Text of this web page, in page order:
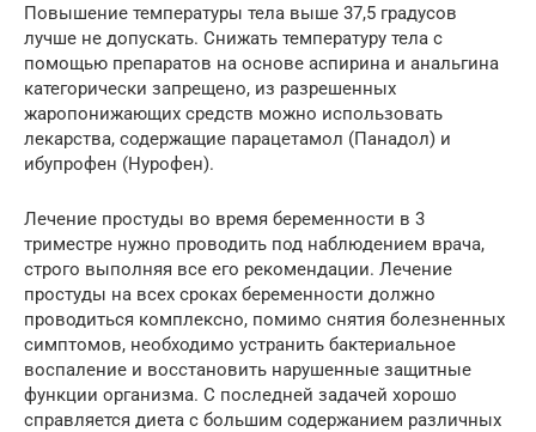
Повышение температуры тела выше 37,5 градусов
лучше не допускать. Снижать температуру тела с
помощью препаратов на основе аспирина и анальгина
категорически запрещено, из разрешенных
жаропонижающих средств можно использовать
лекарства, содержащие парацетамол (Панадол) и
ибупрофен (Нурофен).
Лечение простуды во время беременности в 3
триместре нужно проводить под наблюдением врача,
строго выполняя все его рекомендации. Лечение
простуды на всех сроках беременности должно
проводиться комплексно, помимо снятия болезненных
симптомов, необходимо устранить бактериальное
воспаление и восстановить нарушенные защитные
функции организма. С последней задачей хорошо
справляется диета с большим содержанием различных